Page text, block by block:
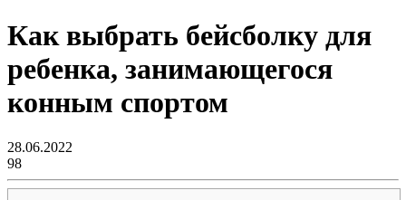
Как выбрать бейсболку для
ребенка, занимающегося
конным спортом
28.06.2022
98